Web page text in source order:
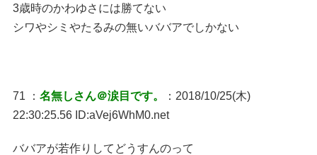
3歳時のかわゆさには勝てない
シワやシミやたるみの無いババアでしかない
71 ： 名無しさん＠涙目です。
：2018/10/25(木)
22:30:25.56 ID:aVej6WhM0.net
ババアが若作りしてどうすんのって